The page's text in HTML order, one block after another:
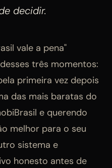
decidir.
vale a pena"
três momentos:
primeira vez depois
das mais baratas do
e querendo
melhor para o seu
sistema e
honesto antes de